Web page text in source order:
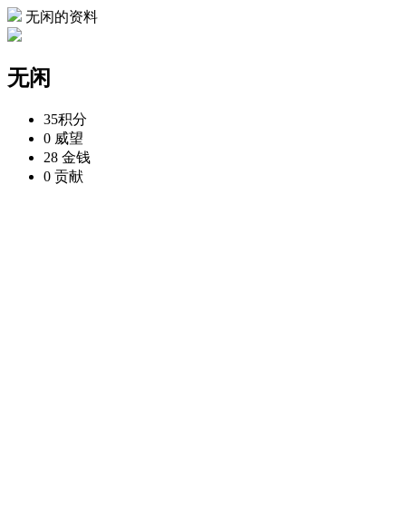
无闲的资料
无闲
35积分
0 威望
28 金钱
0 贡献